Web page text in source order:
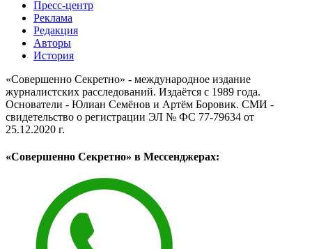
Пресс-центр
Реклама
Редакция
Авторы
История
«Совершенно Секретно» - международное издание
журналистских расследований. Издаётся с 1989 года.
Основатели - Юлиан Семёнов и Артём Боровик. CМИ -
свидетельство о регистрации ЭЛ № ФС 77-79634 от
25.12.2020 г.
«Совершенно Секретно» в Мессенджерах: